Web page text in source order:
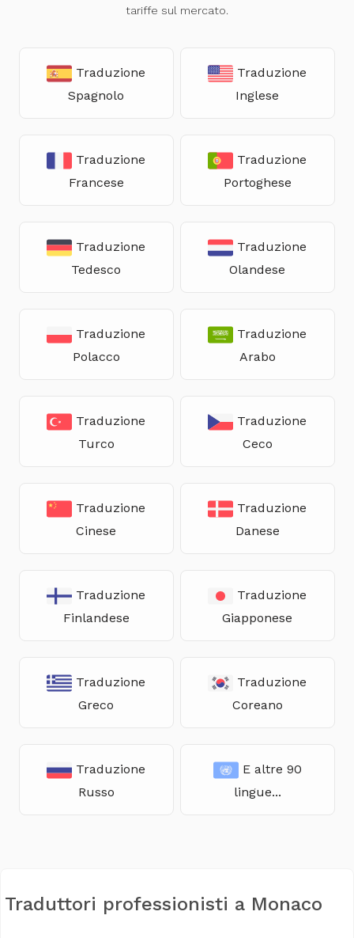
tariffe sul mercato.
Traduzione
Spagnolo
Traduzione
Inglese
Traduzione
Francese
Traduzione
Portoghese
Traduzione
Tedesco
Traduzione
Olandese
Traduzione
Polacco
Traduzione
Arabo
Traduzione
Turco
Traduzione
Ceco
Traduzione
Cinese
Traduzione
Danese
Traduzione
Finlandese
Traduzione
Giapponese
Traduzione
Greco
Traduzione
Coreano
Traduzione
Russo
E altre 90
lingue...
Traduttori professionisti a Monaco